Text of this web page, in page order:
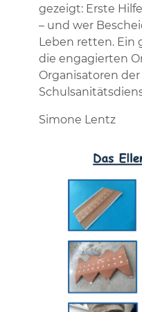
gezeigt: Erste
– und wer
Leben retten. Ein
die engagierten
Organisatoren
Simone Lentz